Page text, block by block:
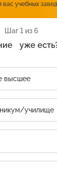
вас учебных
Шаг 1 из 6
уже
высшее
училище